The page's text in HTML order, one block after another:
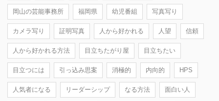
岡山の芸能事務所 福岡県 幼児番組 写真写り
カメラ写り 証明写真 人から好かれる 人望 信頼
人から好かれる方法 目立ちたがり屋 目立ちたい
目立つには 引っ込み思案 消極的 内向的 HPS
人気者になる リーダーシップ なる方法 面白い人